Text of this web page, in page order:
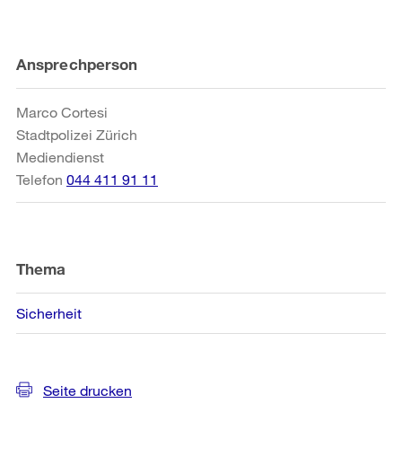
Weitere
Informationen
Ansprechperson
Marco Cortesi
Stadtpolizei Zürich
Mediendienst
Telefon 044 411 91 11
Thema
Sicherheit
Seite drucken